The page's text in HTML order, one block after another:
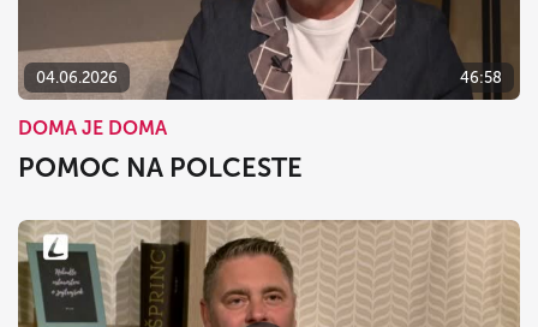
04.06.2026 46:58
DOMA JE DOMA
POMOC NA POLCESTE